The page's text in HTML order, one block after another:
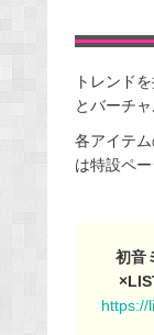
トレンド
とバーチ
各アイテ
は特設ペー
初音
https://